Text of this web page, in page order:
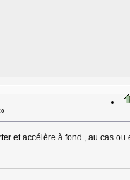
et accélère à fond , au cas